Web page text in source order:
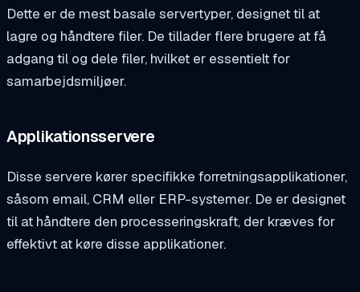
Dette er de mest basale servertyper, designet til at
lagre og håndtere filer. De tillader flere brugere at få
adgang til og dele filer, hvilket er essentielt for
samarbejdsmiljøer.
Applikationsservere
Disse servere kører specifikke forretningsapplikationer,
såsom email, CRM eller ERP-systemer. De er designet
til at håndtere den processeringskraft, der kræves for
effektivt at køre disse applikationer.